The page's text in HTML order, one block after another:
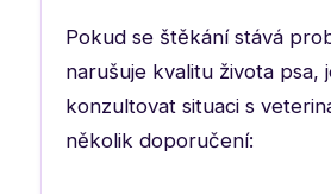
Pokud se štěkání stává
narušuje kvalitu života psa,
konzultovat situaci s
několik doporučení: